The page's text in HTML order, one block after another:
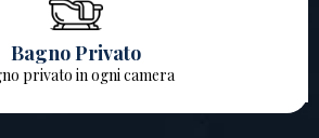
Bagno Privato
privato in ogni camera